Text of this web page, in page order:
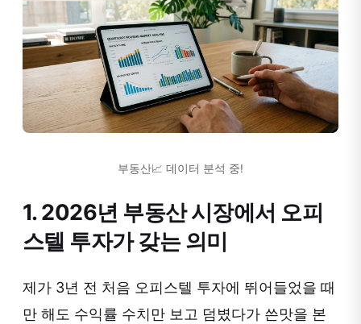
부동산📈 데이터 분석 중!
1. 2026년 부동산 시장에서 오피
스텔 투자가 갖는 의미
제가 3년 전 처음 오피스텔 투자에 뛰어들었을 때
만 해도 수익률 수치만 보고 덤볐다가 쓴맛을 본